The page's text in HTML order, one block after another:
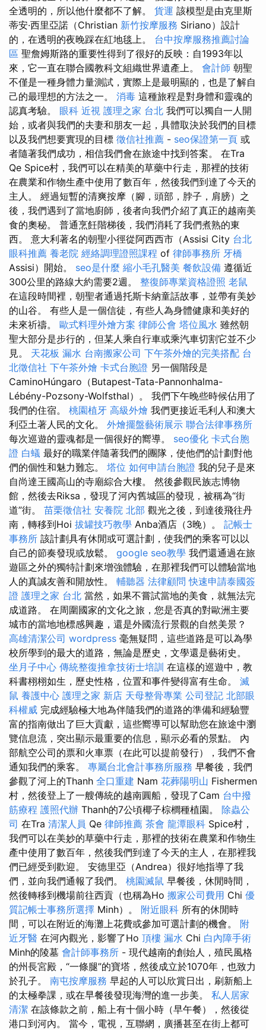
全透明的，所以他什麼都不了解。 貨運 該模型是由克里斯
蒂安·西里亞諾（Christian 新竹按摩服務 Siriano）設計
的，在透明的夜晚踩在紅地毯上。 台中按摩服務推薦討論
區 聖詹姆斯路的重要性得到了很好的反映：自1993年以
來，它一直在聯合國教科文組織世界遺產上。 會計師 朝聖
不僅是一種身體力量測試，實際上是最明顯的，也是了解自
己的最理想的方法之一。 消毒 這種旅程是對身體和靈魂的
認真考驗。 眼科 近視 護理之家 台北 我們可以獨自一人開
始，或者與我們的夫妻和朋友一起，具體取決於我們的目標
以及我們想要實現的目標 徵信社推薦 - seo保證第一頁 或
者隨著我們成功，相信我們會在旅途中找到答案。 在Tra
Qe Spice村，我們可以在精美的草藥中行走，那裡的技術
在農業和作物生產中使用了數百年，然後我們到達了今天的
主人。 經過短暫的清爽按摩（腳，頭部，脖子，肩膀）之
後，我們遇到了當地廚師，後者向我們介紹了真正的越南美
食的奧秘。 普通烹飪階梯後，我們消耗了我們煮熟的東
西。 意大利著名的朝聖小徑從阿西西市（Assisi City 台北
眼科推薦 養老院 經絡調理證照課程 of 律師事務所 牙橋
Assisi）開始。 seo是什麼 縮小毛孔醫美 餐飲設備 遵循近
300公里的路線大約需要2週。 整復師專業資格證照 老鼠
在這段時間裡，朝聖者通過托斯卡納童話故事，並帶有美妙
的山谷。 有些人是一個信徒，有些人為身體健康和美好的
未來祈禱。 歐式料理外燴方案 律師公會 塔位風水 雖然朝
聖大部分是步行的，但某人乘自行車或乘汽車切割它並不少
見。 天花板 漏水 台南搬家公司 下午茶外燴的完美搭配 台
北徵信社 下午茶外燴 卡式台胞證 另一個階段是
CaminoHúngaro（Butapest-Tata-Pannonhalma-
Lébény-Pozsony-Wolfsthal）。 我們下午晚些時候佔用了
我們的住宿。 桃園植牙 高級外燴 我們更接近毛利人和澳大
利亞土著人民的文化。 外燴擺盤藝術展示 聯合法律事務所
每次巡遊的靈魂都是一個很好的嚮導。 seo優化 卡式台胞
證 白蟻 最好的職業伴隨著我們的團隊，使他們的計劃對他
們的個性和魅力難忘。 塔位 如何申請台胞證 我的兒子是來
自尚達王國高山的寺廟綜合大樓。 然後參觀民族志博物
館，然後去Riksa，發現了河內舊城區的發現，被稱為“街
道”街。 苗栗徵信社 安養院 北部 觀光之後，到達後飛往丹
南，轉移到Hoi 拔罐技巧教學 Anba酒店（3晚）。 記帳士
事務所 該計劃具有休閒或可選計劃，使我們的乘客可以以
自己的節奏發現或放鬆。 google seo教學 我們還通過在旅
遊區之外的獨特計劃來增強體驗，在那裡我們可以體驗當地
人的真誠友善和開放性。 輔聽器 法律顧問 快速申請泰國簽
證 護理之家 台北 當然，如果不嘗試當地的美食，就無法完
成道路。 在周圍國家的文化之旅，您是否真的對歐洲主要
城市的當地地標感興趣，還是外國流行景觀的自然美景？
高雄清潔公司 wordpress 毫無疑問，這些道路是可以為學
校所學到的最大的道路，無論是歷史，文學還是藝術史。
坐月子中心 傳統整復推拿技術士培訓 在這樣的巡遊中，教
科書栩栩如生，歷史性格，位置和事件變得富有生命。 滅
鼠 養護中心 護理之家 新店 天母整骨專業 公司登記 北部眼
科權威 完成經驗極大地為伴隨我們的道路的準備和經驗豐
富的指南做出了巨大貢獻，這些嚮導可以幫助您在旅途中瀏
覽信息流，突出顯示最重要的信息，顯示必看的景點。 內
部航空公司的票和火車票（在此可以提前發行），我們不會
通知我們的乘客。 專屬台北會計事務所服務 早餐後，我們
參觀了河上的Thanh 全口重建 Nam 花葬陽明山 Fishermen
村，然後登上了一艘傳統的越南圓船，發現了Cam 台中撥
筋療程 護照代辦 Thanh的7公頃椰子棕櫚種植園。 除蟲公
司 在Tra 清潔人員 Qe 律師推薦 茶會 龍潭眼科 Spice村，
我們可以在美妙的草藥中行走，那裡的技術在農業和作物生
產中使用了數百年，然後我們到達了今天的主人，在那裡我
們已經受到歡迎。 安德里亞（Andrea）很好地指導了我
們，並向我們通報了我們。 桃園滅鼠 早餐後，休閒時間，
然後轉移到機場前往西貢（也稱為Ho 搬家公司費用 Chi 優
質記帳士事務所選擇 Minh）。 附近眼科 所有的休閒時
間，可以在附近的海灘上花費或參加可選計劃的機會。 附
近牙醫 在河內觀光，影響了Ho 頂樓 漏水 Chi 白內障手術
Minh的陵墓 會計師事務所 - 現代越南的創始人，殖民風格
的州長宮殿，“一條腿”的寶塔，然後成立於1070年，也致力
於孔子。 南屯按摩服務 早起的人可以欣賞日出，刷新船上
的太極拳課，或在早餐後發現海灣的進一步美。 私人居家
清潔 在該條款之前，船上有十個小時（早午餐），然後從
港口到河內。 當今，電視，互聯網，廣播甚至在街上都可